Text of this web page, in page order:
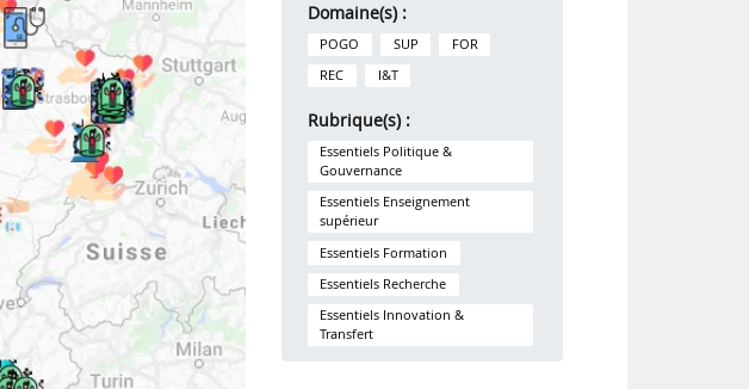
Domaine(s) :
POGO SUP
FOR
REC
I&T
Rubrique(s) :
Essentiels Politique &
Gouvernance
Essentiels Enseignement
supérieur
Essentiels Formation
Essentiels Recherche
Essentiels Innovation &
Transfert